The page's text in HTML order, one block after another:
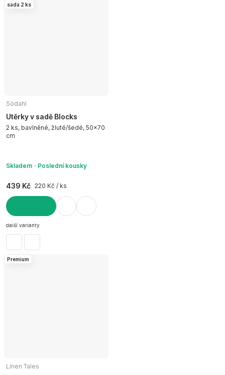
sada 2 ks
Södahl
Utěrky v sadě Blocks
2 ks, bavlněné, žluté/šedé, 50x70
cm
Skladem Poslední kousky
439 Kč 220 Kč / ks
DO KOŠÍKU
další varianty
Premium
Linen Tales